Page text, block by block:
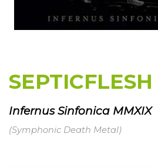
SEPTICFLESH
Infernus Sinfonica MMXIX
(Symphonic Death Metal)